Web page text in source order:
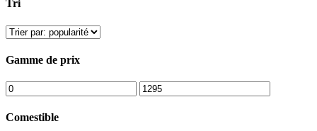
Tri
Gamme de prix
Comestible